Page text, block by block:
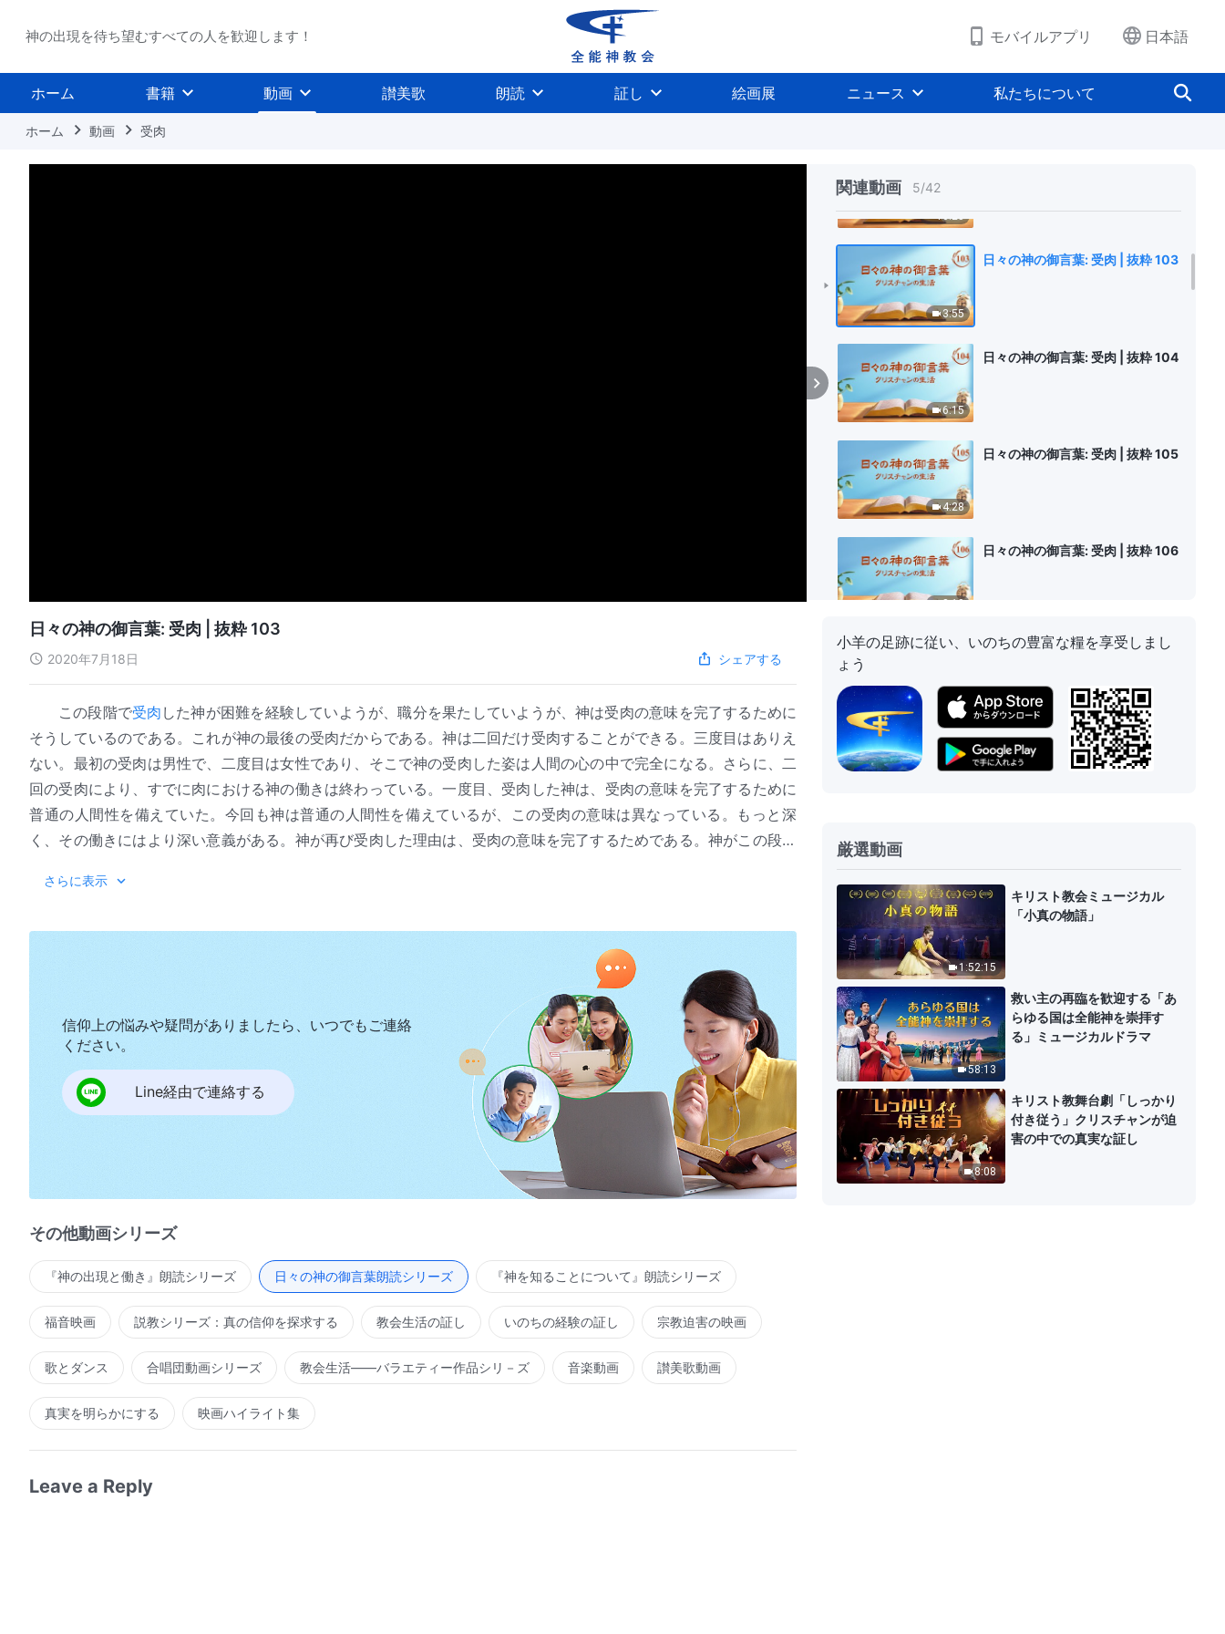
神の出現を待ち望むすべての人を歓迎します！ モバイルアプリ 日本語
ホーム 書籍 動画 讃美歌 朗読 証し 絵画展 ニュース 私たちについて
ホーム 動画 受肉
関連動画 5/42
10:25
3:55
日々の神の御言葉: 受肉 | 抜粋 103
6:15
日々の神の御言葉: 受肉 | 抜粋 104
4:28
日々の神の御言葉: 受肉 | 抜粋 105
8:10
日々の神の御言葉: 受肉 | 抜粋 106
9:58
日々の神の御言葉: 受肉 | 抜粋 107
日々の神の御言葉: 受肉 | 抜粋 108
14:25
10:36
日々の神の御言葉: 受肉 | 抜粋 110
10:48
日々の神の御言葉: 受肉 | 抜粋 111
8:26
日々の神の御言葉: 受肉 | 抜粋 112
日々の神の御言葉: 受肉 | 抜粋 103
2020年7月18日 シェアする
この段階で受肉 した神が困難を経験していようが、職分を果たしていようが、神は受肉の意味を完了するために
そうしているのである。これが神の最後の受肉だからである。神は二回だけ受肉することができる。三度目はありえ
ない。最初の受肉は男性で、二度目は女性であり、そこで神の受肉した姿は人間の心の中で完全になる。さらに、二
回の受肉により、すでに肉における神の働きは終わっている。一度目、受肉した神は、受肉の意味を完了するために
普通の人間性を備えていた。今回も神は普通の人間性を備えているが、この受肉の意味は異なっている。もっと深
く、その働きにはより深い意義がある。神が再び受肉した理由は、受肉の意味を完了するためである。神がこの段階
はない。つまり、これ以後は、神が働きをするために受肉することは二度とないのである。人間を救って完全にする
し、それでも勝利を誇りつつ世界に君臨し、サタンを打ち破り、人間を贖い、人間を征服できることを示すのであ
る。サタンの働きの目的は人間を堕落させることだが、神の目的は人間を救うことである。サタンは人間を底なしの
淵に捕らえるが、神はそこから人間を救う。サタンはすべての人間に自分を崇めさせるが、神は人間を自分の支配下
に置く。神は創造の主であるからである。この働きはみな、神の二度の受肉で達成される。神の肉は本質的に人間性
と神性の一体化したもので、普通の人間性を備えている。だから、神の受肉した肉なしでは人間を救う際にこれらの
成果を達成することはできず、肉の普通の人間性なしでは肉における神の働きは成功しない。神の受肉の本質は、神
が普通の人間性をもたなければいけないということである。そうでなければ、受肉する本来の意図に反することにな
さらに表示
信仰上の悩みや疑問がありましたら、いつでもご連絡
ください。
Line経由で連絡する
その他動画シリーズ
『神の出現と働き』朗読シリーズ 日々の神の御言葉朗読シリーズ 『神を知ることについて』朗読シリーズ
福音映画 説教シリーズ：真の信仰を探求する 教会生活の証し いのちの経験の証し 宗教迫害の映画
歌とダンス 合唱団動画シリーズ 教会生活――バラエティー作品シリ－ズ 音楽動画 讃美歌動画
真実を明らかにする 映画ハイライト集
Leave a Reply
小羊の足跡に従い、いのちの豊富な糧を享受しまし
ょう
厳選動画
1:52:15
キリスト教会ミュージカル
「小真の物語」
58:13
救い主の再臨を歓迎する「あ
らゆる国は全能神を崇拝す
る」ミュージカルドラマ
8:08
キリスト教舞台劇「しっかり
付き従う」クリスチャンが迫
害の中での真実な証し